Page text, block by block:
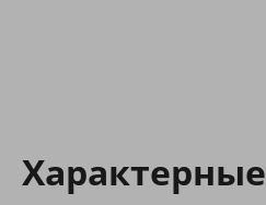
Характерные